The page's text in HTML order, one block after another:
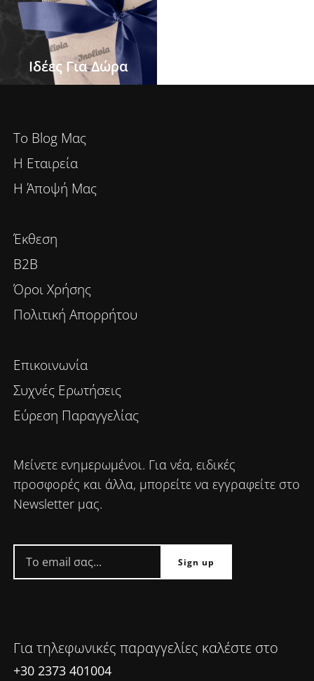
Ιδέες Για Δώρα
To Blog Μας
Η Εταιρεία
Η Άποψή Μας
Έκθεση
B2B
Όροι Χρήσης
Πολιτική Απορρήτου
Επικοινωνία
Συχνές Ερωτήσεις
Εύρεση Παραγγελίας
Μείνετε ενημερωμένοι. Για νέα, ειδικές
προσφορές και άλλα, μπορείτε να εγγραφείτε στο
Newsletter μας.
Για τηλεφωνικές παραγγελίες καλέστε στο
+30 2373 401004